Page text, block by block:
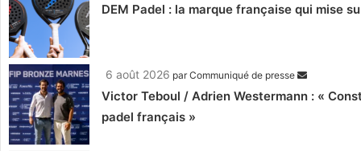
DEM Padel : la marque française qui mise
6 août 2026 parCommuniqué de presse
Victor Teboul / Adrien Westermann : «
padel français »